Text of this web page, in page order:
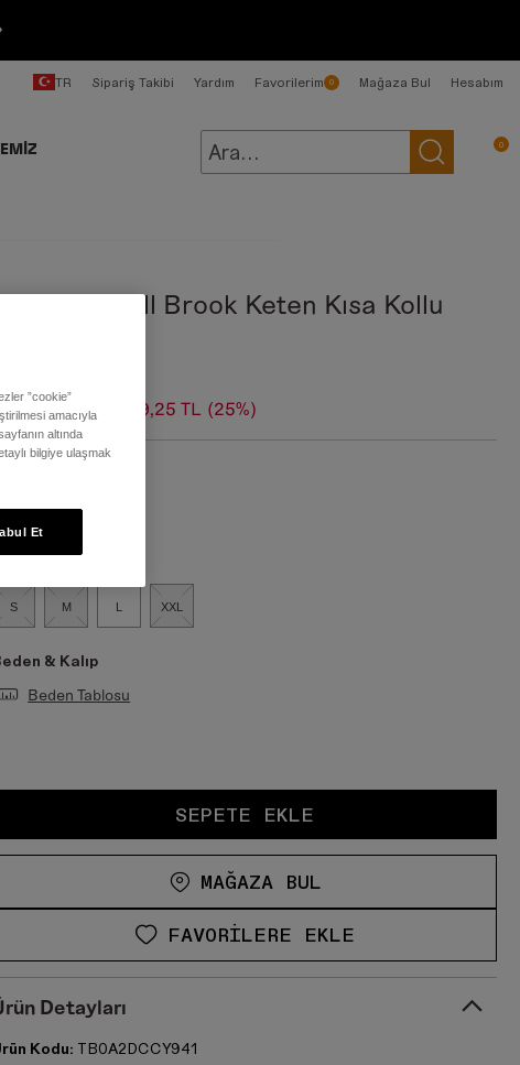
TR Sipariş Takibi Yardım Favorilerim 0 Mağaza Bul Hesabım
0
Bej Mill Brook Keten Kısa Kollu
TL 3.749,25 TL (25%)
S M L XXL
& Kalıp
Beden Tablosu
SEPETE EKLE
MAĞAZA BUL
FAVORILERE EKLE
Detayları
Kodu: TB0A2DCCY941
”cookie”
amacıyla
altında
bilgiye ulaşmak
Et